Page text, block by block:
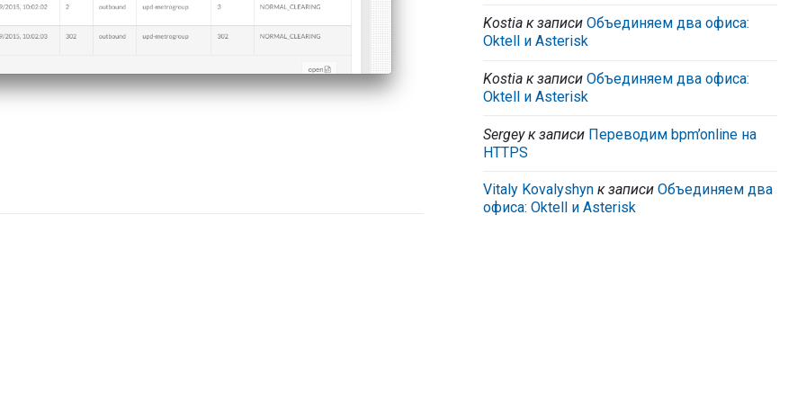
Kostia к записиОбъединяем два офиса:
Oktell и Asterisk
Kostia к записиОбъединяем два офиса:
Oktell и Asterisk
Sergeyк записи Переводим bpm’online на
HTTPS
Vitaly Kovalyshyn к записиОбъединяем два
офиса: Oktell и Asterisk